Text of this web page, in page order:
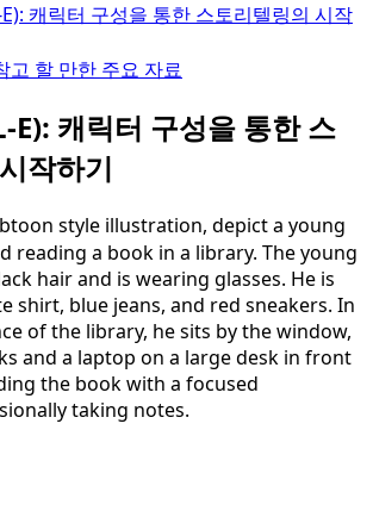
캐릭터 구성을 통한 스토리텔링의 시작
고 할 만한 주요 자료
E): 캐릭터 구성을 통한 스
작하기
style illustration, depict a young
reading a book in a library. The young
hair and is wearing glasses. He is
shirt, blue jeans, and red sneakers. In
of the library, he sits by the window,
and a laptop on a large desk in front
the book with a focused
taking notes.